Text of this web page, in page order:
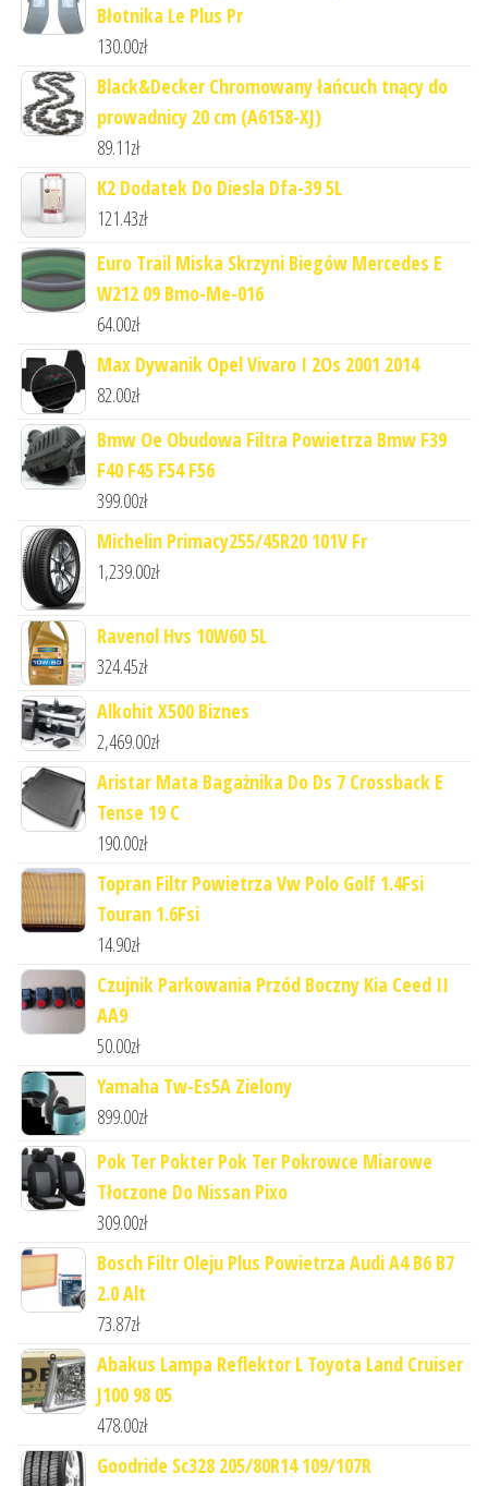
Błotnika Le Plus Pr
130.00zł
Black&Decker Chromowany łańcuch tnący do
prowadnicy 20 cm (A6158-XJ)
89.11zł
K2 Dodatek Do Diesla Dfa-39 5L
121.43zł
Euro Trail Miska Skrzyni Biegów Mercedes E
W212 09 Bmo-Me-016
64.00zł
Max Dywanik Opel Vivaro I 2Os 2001 2014
82.00zł
Bmw Oe Obudowa Filtra Powietrza Bmw F39
F40 F45 F54 F56
399.00zł
Michelin Primacy255/45R20 101V Fr
1,239.00zł
Ravenol Hvs 10W60 5L
324.45zł
Alkohit X500 Biznes
2,469.00zł
Aristar Mata Bagażnika Do Ds 7 Crossback E
Tense 19 C
190.00zł
Topran Filtr Powietrza Vw Polo Golf 1.4Fsi
Touran 1.6Fsi
14.90zł
Czujnik Parkowania Przód Boczny Kia Ceed II
AA9
50.00zł
Yamaha Tw-Es5A Zielony
899.00zł
Pok Ter Pokter Pok Ter Pokrowce Miarowe
Tłoczone Do Nissan Pixo
309.00zł
Bosch Filtr Oleju Plus Powietrza Audi A4 B6 B7
2.0 Alt
73.87zł
Abakus Lampa Reflektor L Toyota Land Cruiser
J100 98 05
478.00zł
Goodride Sc328 205/80R14 109/107R